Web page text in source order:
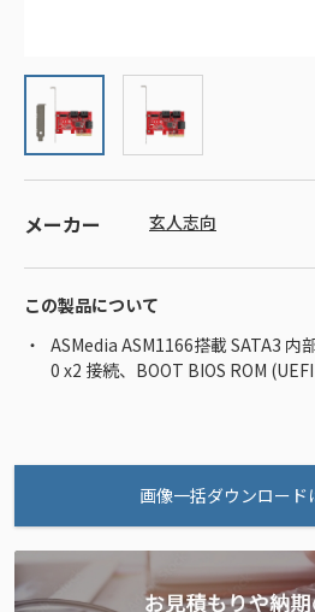
メーカー 玄人志向
この製品について
ASMedia ASM1166搭載 SATA3 内
0 x2 接続、BOOT BIOS ROM
画像一括ダウンロード